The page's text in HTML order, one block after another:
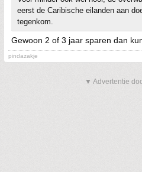
eerst de Caribische eilanden aan
tegenkom.
Gewoon 2 of 3 jaar sparen dan
pindazakje
▼ Advertentie